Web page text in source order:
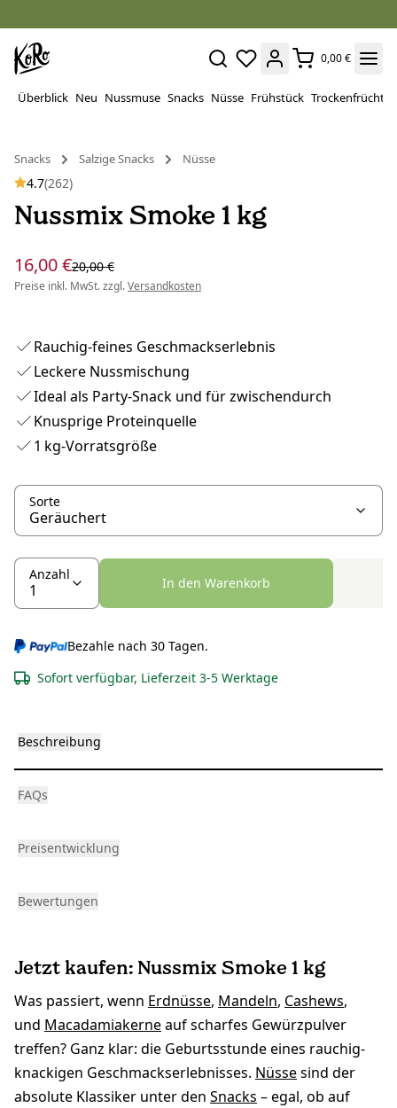
0,00 €
Überblick Neu Nussmuse Snacks Nüsse Frühstück Trockenfrüchte
Snacks
Salzige Snacks Nüsse
4.7(262)
Nussmix Smoke 1 kg
16,00 €20,00 €
Preise inkl. MwSt. zzgl.Versandkosten
Rauchig-feines Geschmackserlebnis
Leckere Nussmischung
Ideal als Party-Snack und für zwischendurch
Knusprige Proteinquelle
1 kg-Vorratsgröße
Sorte
Anzahl
In den Warenkorb
Bezahle nach 30 Tagen.
Sofort verfügbar, Lieferzeit 3-5 Werktage
Beschreibung
FAQs
Preisentwicklung
Bewertungen
Jetzt kaufen: Nussmix Smoke 1 kg
Was passiert, wenn Erdnüsse, Mandeln, Cashews,
und Macadamiakerneauf scharfes Gewürzpulver
treffen? Ganz klar: die Geburtsstunde eines rauchig-
knackigen Geschmackserlebnisses. Nüssesind der
absolute Klassiker unter den Snacks – egal, ob auf